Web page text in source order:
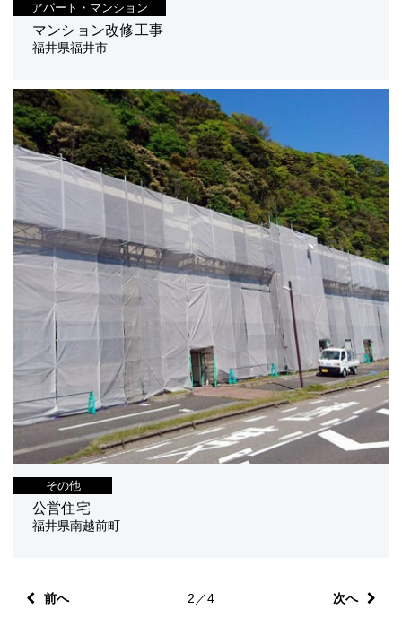
アパート・マンション
マンション改修工事
福井県福井市
その他
公営住宅
福井県南越前町
前へ 2／4 次へ